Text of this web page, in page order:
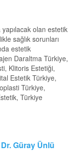
olan estetik
sağlık sorunları
estetik
Daraltma Türkiye,
Klitoris Estetiği,
Estetik Türkiye,
Türkiye,
Türkiye
Güray Ünlü